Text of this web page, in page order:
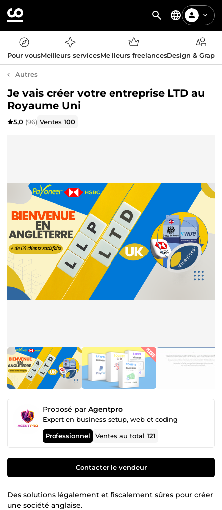
Pour vousMeilleurs servicesMeilleurs freelancesDesign &
Autres
Je vais créer votre entreprise LTD au
Royaume Uni
5,0 (96) Ventes100
Proposé par Agentpro
Expert en business setup, web et coding
Professionnel Ventes au total121
Contacter le vendeur
Des solutions légalement et fiscalement sûres pour créer
une société anglaise.